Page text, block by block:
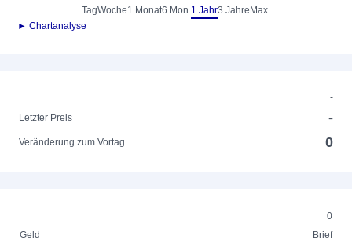
TagWoche1 Monat6 Mon.1 Jahr3 Jahre Max.
► Chartanalyse
-
Letzter Preis
-
Veränderung zum Vortag 0
0
Geld
Brief